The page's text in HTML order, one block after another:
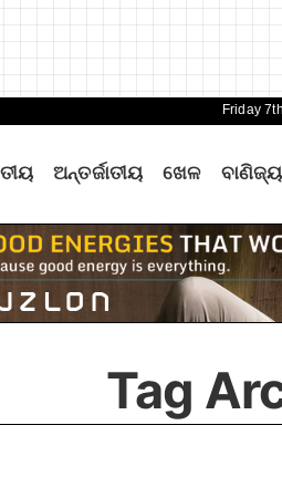
Friday
ଅନ୍ତର୍ଜାତୀୟ ଖେଳ ବାଣିଜ୍ୟ
Tag